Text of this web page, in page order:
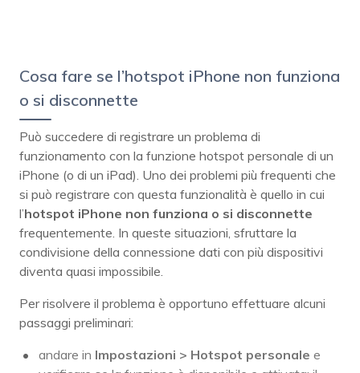
Cosa fare se l’hotspot iPhone non funziona
o si disconnette
Può succedere di registrare un problema di
funzionamento con la funzione hotspot personale di un
iPhone (o di un iPad). Uno dei problemi più frequenti che
si può registrare con questa funzionalità è quello in cui
l’hotspot iPhone non funziona o si disconnette
frequentemente. In queste situazioni, sfruttare la
condivisione della connessione dati con più dispositivi
diventa quasi impossibile.
Per risolvere il problema è opportuno effettuare alcuni
passaggi preliminari:
andare in Impostazioni > Hotspot personale e